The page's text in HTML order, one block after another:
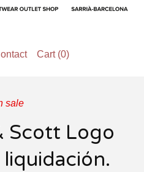
Cart (0)
sale
Scott Logo